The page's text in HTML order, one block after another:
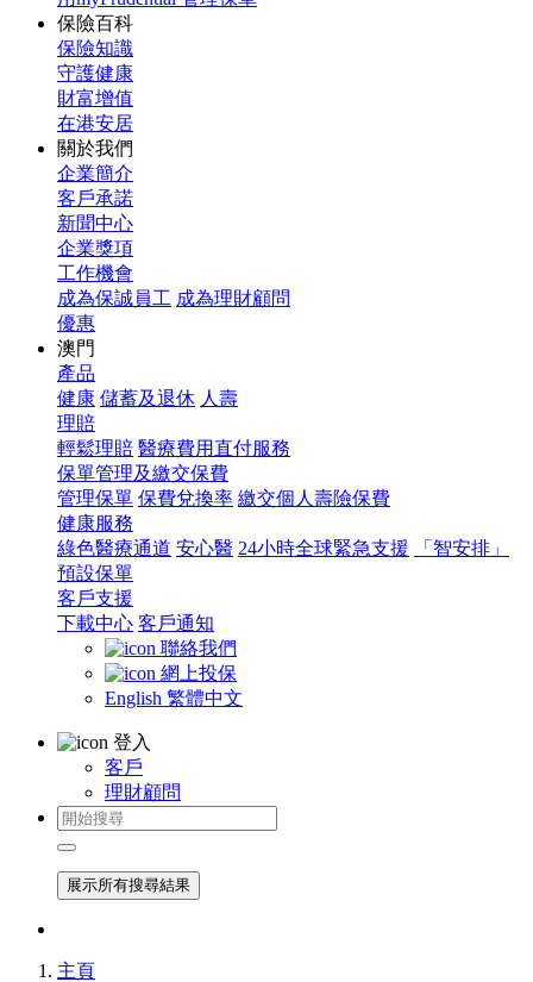
保險百科
保險知識
守護健康
財富增值
在港安居
關於我們
企業簡介
客戶承諾
新聞中心
企業獎項
工作機會
成為保誠員工 成為理財顧問
優惠
澳門
產品
健康 儲蓄及退休 人壽
理賠
輕鬆理賠 醫療費用直付服務
保單管理及繳交保費
管理保單 保費兌換率 繳交個人壽險保費
健康服務
綠色醫療通道 安心醫 24小時全球緊急支援
「智安排」
預設保單
客戶支援
下載中心 客戶通知
聯絡我們
網上投保
English 繁體中文
登入
客戶
理財顧問
展示所有搜尋結果
主頁